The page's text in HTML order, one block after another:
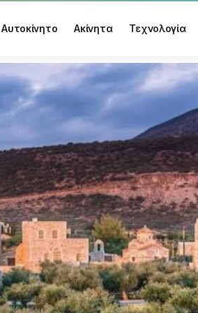
Αυτοκίνητο Ακίνητα Τεχνολογία